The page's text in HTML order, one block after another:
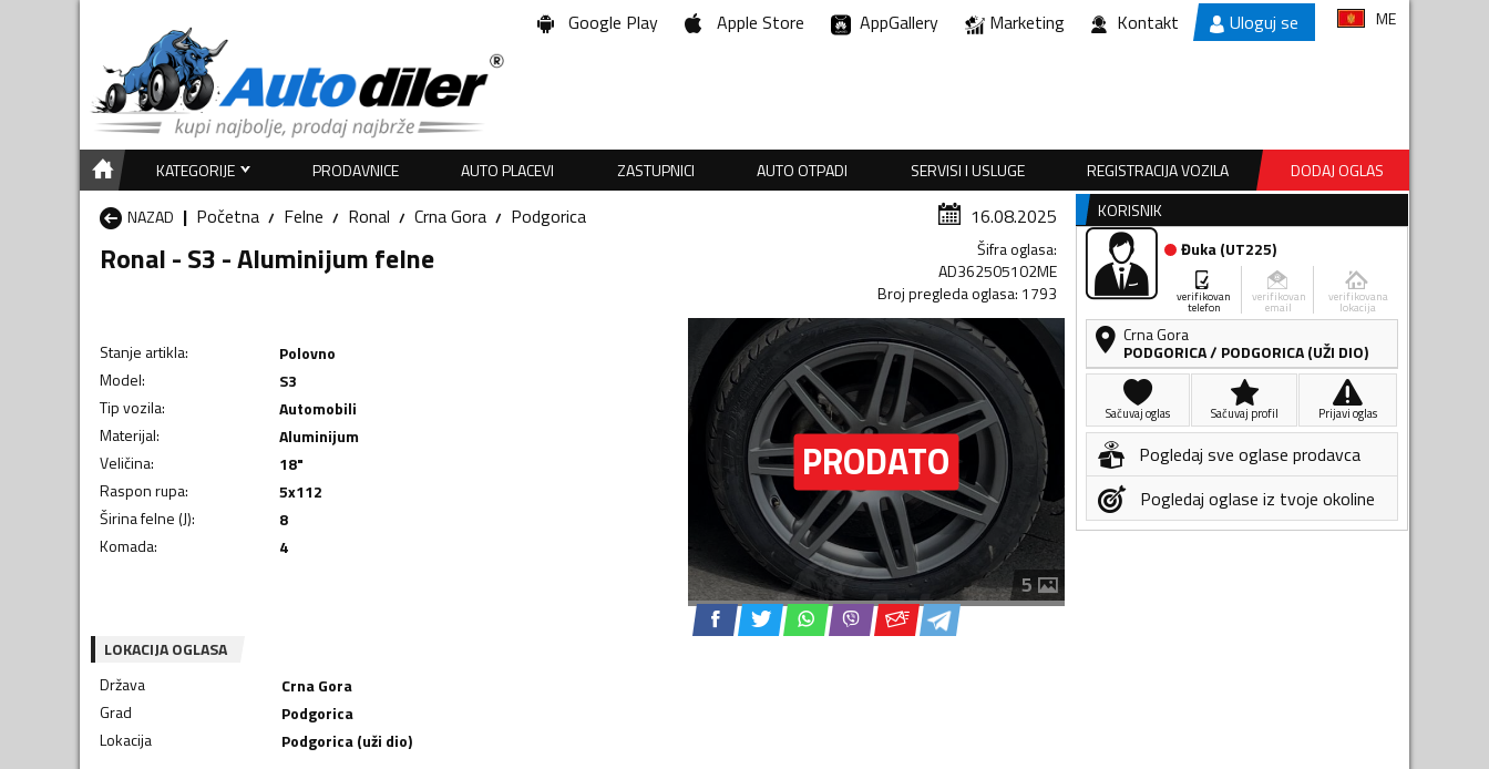
Google Play Apple Store AppGallery Marketing Kontakt Uloguj se ME
KATEGORIJE PRODAVNICE AUTO PLACEVI ZASTUPNICI AUTO OTPADI SERVISI I USLUGE REGISTRACIJA VOZILA
DODAJ OGLAS
NAZAD
Početna Felne Ronal Crna Gora Podgorica 16.08.2025
Ronal - S3 - Aluminijum felne Šifra oglasa:
AD362505102ME
Broj pregleda oglasa: 1793
Stanje artikla:
Polovno
Model:
S3
Tip vozila:
Automobili
Materijal:
Aluminijum
Veličina:
18"
Raspon rupa:
5x112
Širina felne (J):
8
Komada: 4
5
LOKACIJA OGLASA
Država
Crna Gora
Grad
Podgorica
Lokacija
Podgorica (uži dio)
KORISNIK
Đuka(UT225)
verifikovan
telefon
verifikovan
email
verifikovana
lokacija
Crna Gora
PODGORICA/ PODGORICA (UŽI DIO)
Sačuvaj oglas Sačuvaj profil Prijavi oglas
Pogledaj sve oglase prodavca
Pogledaj oglase iz tvoje okoline